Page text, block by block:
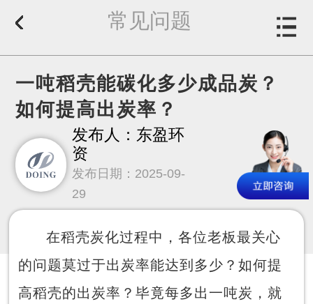
常见问题
一吨稻壳能碳化多少成品炭？
如何提高出炭率？
发布人：东盈环
资
发布日期：2025-09-
29
在稻壳炭化过程中，各位老板最关心
的问题莫过于出炭率能达到多少？如何提
高稻壳的出炭率？毕竟每多出一吨炭，就